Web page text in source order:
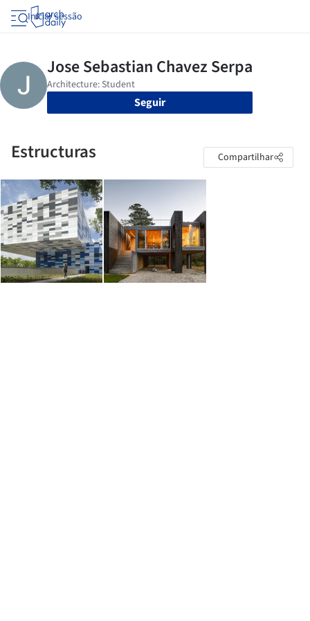
Iniciar sessão
Seguir
Estructuras Compartilhar